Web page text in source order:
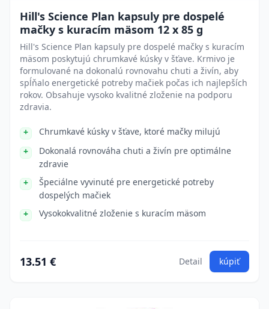
Hill's Science Plan kapsuly pre dospelé
mačky s kuracím mäsom 12 x 85 g
Hill's Science Plan kapsuly pre dospelé mačky s kuracím
mäsom poskytujú chrumkavé kúsky v šťave. Krmivo je
formulované na dokonalú rovnovahu chuti a živín, aby
spĺňalo energetické potreby mačiek počas ich najlepších
rokov. Obsahuje vysoko kvalitné zloženie na podporu
zdravia.
Chrumkavé kúsky v šťave, ktoré mačky milujú
Dokonalá rovnováha chuti a živín pre optimálne
zdravie
Špeciálne vyvinuté pre energetické potreby
dospelých mačiek
Vysokokvalitné zloženie s kuracím mäsom
13.51 € Detail kúpiť